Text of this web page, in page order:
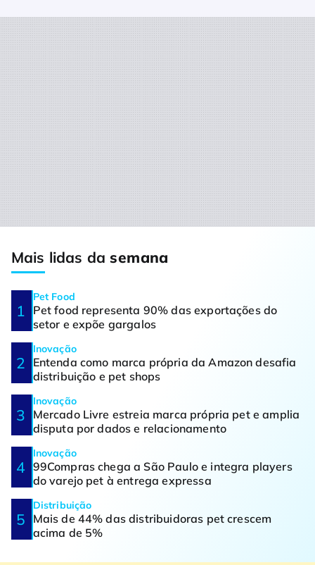
Mais lidas dasemana
Pet Food
Pet food representa 90% das exportações do
setor e expõe gargalos
Inovação
Entenda como marca própria da Amazon desafia
distribuição e pet shops
Inovação
Mercado Livre estreia marca própria pet e amplia
disputa por dados e relacionamento
Inovação
99Compras chega a São Paulo e integra players
do varejo pet à entrega expressa
Distribuição
Mais de 44% das distribuidoras pet crescem
acima de 5%